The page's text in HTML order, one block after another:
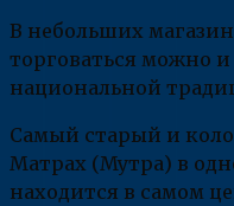
В небольших
торговаться можно
национальной
Самый старый и
Матрах (Мутра) в
находится в самом